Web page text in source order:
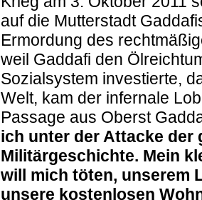
auf die Mutterstadt
Ermordung des
weil Gaddafi den
Sozialsystem investierte,
Welt, kam der infernale
Passage aus Oberst
ich unter der Attacke der
Militärgeschichte. Mein
will mich töten, unserem
unsere kostenlosen